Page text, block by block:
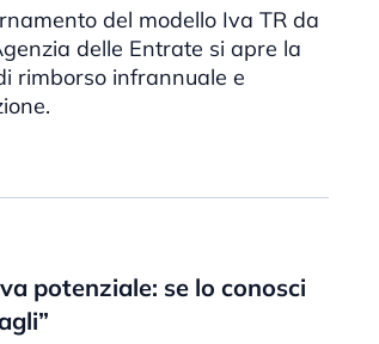
del modello Iva TR da
delle Entrate si apre la
rimborso infrannuale e
potenziale: se lo conosci